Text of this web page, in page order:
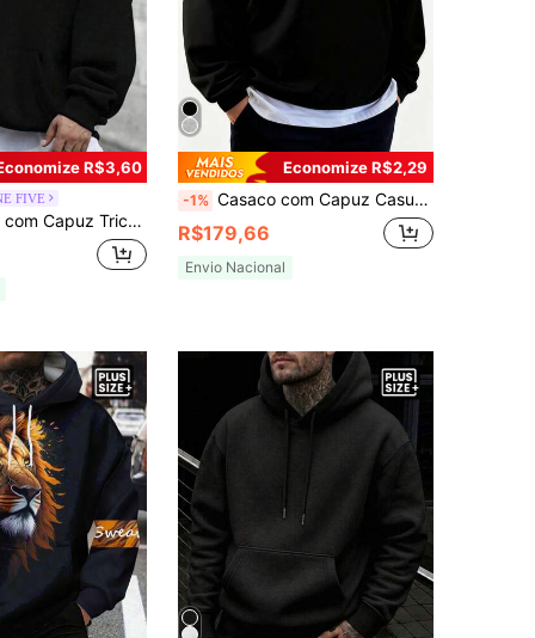
R$3,60
FIVE
de 250g, Moletom Preto de Estilo Emo Interessante com Estampa Gráfica em Inglês, Moda Y2K, Adequado para Uso Diário
Economize R$2,29
-1% Casaco com Capuz Casual Folgado de Manga Longa com Zíper Frontal Metade, Liso, para Outono/Inverno, Plus Size Masculino
R$179,66
Envio Nacional